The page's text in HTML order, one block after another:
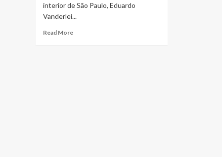
interior de São Paulo, Eduardo
Vanderlei...
Read MoreRead